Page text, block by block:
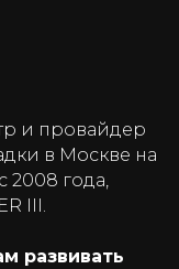
и провайдер
в Москве на
2008 года,
III.
развивать